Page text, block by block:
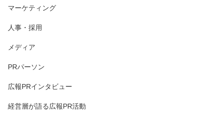
マーケティング
人事・採用
メディア
PRパーソン
広報PRインタビュー
経営層が語る広報PR活動